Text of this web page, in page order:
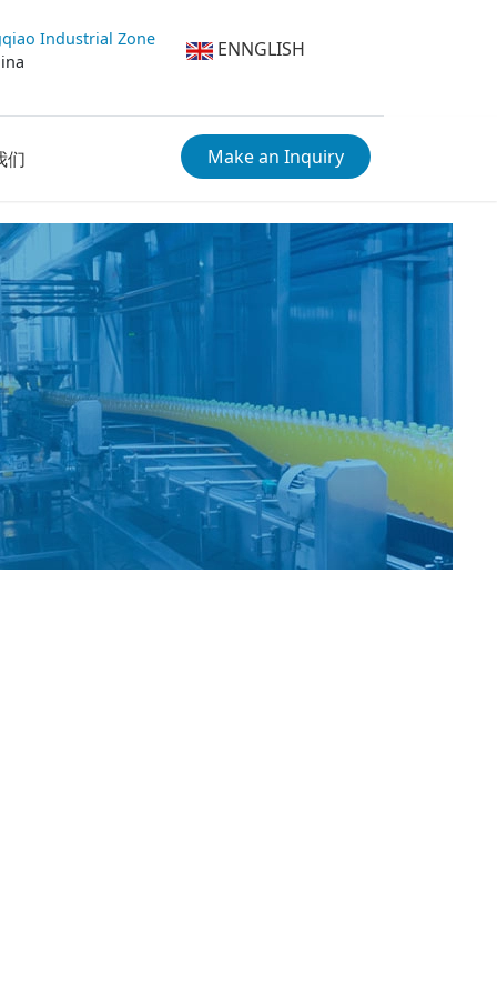
Industrial Zone
ENNGLISH
们 Make an Inquiry